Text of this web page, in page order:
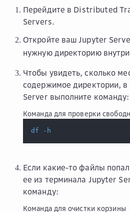
Перейдите в Distributed
Servers.
Откройте ваш Jupyter
нужную директорию внутри
Чтобы увидеть, сколько
содержимое директории,
Server выполните команду:
Команда для проверки
df -h
Если какие-то файлы
ее из терминала Jupyter
команду:
Команда для очистки корзины